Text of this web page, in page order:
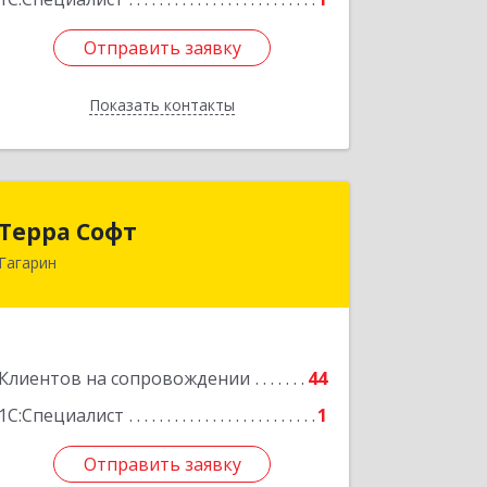
Отправить заявку
Показать контакты
Отправить заявку
Назад
Терра Софт
Гагарин
Клиентов на сопровождении
44
1С:Специалист
1
Отправить заявку
215010, Смоленская обл, Гагарин г,
Отправить заявку